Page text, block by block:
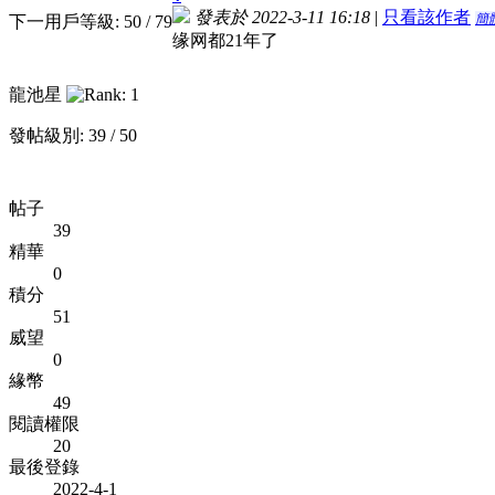
下一用戶等級: 50 / 79
龍池星
發帖級別: 39 / 50
帖子
39
精華
0
積分
51
威望
0
緣幣
49
閱讀權限
20
最後登錄
2022-4-1
發表於 2022-3-11 16:18 | 只看該作者 簡
缘网都21年了